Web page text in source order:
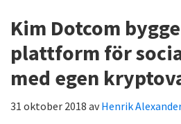
Kim Dotcom
plattform för
med egen
31 oktober 2018 avHenrik